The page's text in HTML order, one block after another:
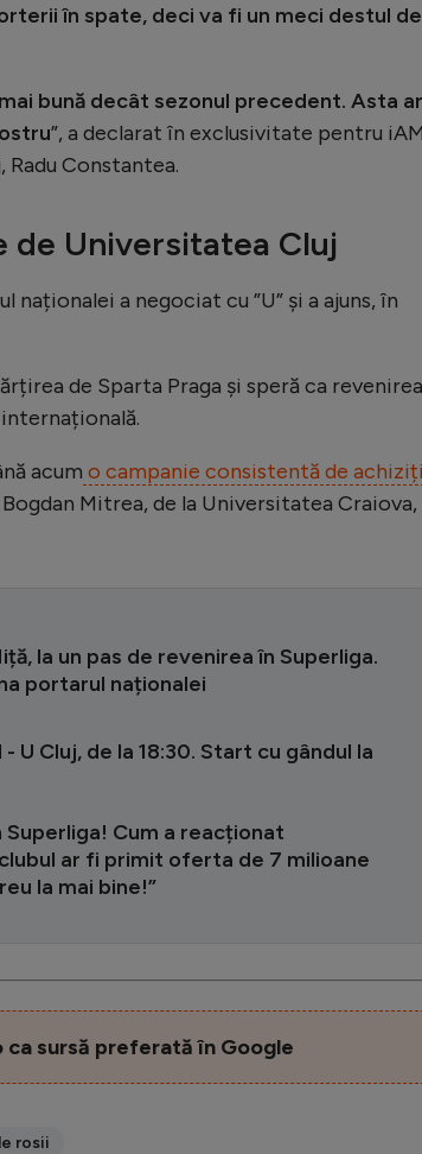
în spate, deci va fi un meci destul de
bună decât sezonul precedent. Asta ar
”, a declarat în exclusivitate pentru iAM
Constantea.
de Universitatea Cluj
naționalei a negociat cu ”U” și a ajuns, în
de Sparta Praga și speră ca
acum o campanie consistentă de
Mitrea, de la Universitatea Craiova,
la un pas de revenirea în Superliga.
portarul naționalei
U Cluj, de la 18:30. Start cu gândul la
Cum a reacționat
ar fi primit oferta de 7 milioane
la mai bine!”
sursă preferată în Google
rosii